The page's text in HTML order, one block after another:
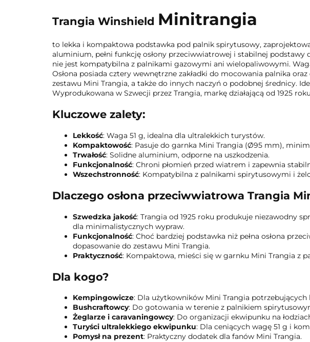
Trangia Winshield Minitrangia
to lekka i kompaktowa podstawka pod palnik spirytusowy,
aluminium, pełni funkcję osłony przeciwwiatrowej i stabilnej
nie jest kompatybilna z palnikami gazowymi ani wielopaliwowymi.
Osłona posiada cztery wewnętrzne zakładki do mocowania palnika
zestawu Mini Trangia, a także do innych naczyń o podobnej średnicy.
Wyprodukowana w Szwecji przez Trangia, markę działającą od 1925
Kluczowe zalety:
Lekkość: Waga 51 g, idealna dla ultralekkich turystów.
Kompaktowość: Pasuje do garnka Mini Trangia (Ø95 mm),
Trwałość: Solidne aluminium, odporne na uszkodzenia.
Funkcjonalność: Chroni płomień przed wiatrem i zapewnia
Wszechstronność: Kompatybilna z palnikami spirytusowymi i
Dlaczego osłona przeciwwiatrowa Trangia
Szwedzka jakość: Trangia od 1925 roku produkuje niezawodny
dla minimalistycznych wypraw.
Funkcjonalność: Choć bardziej podstawka niż pełna osłona
dopasowanie do zestawu Mini Trangia.
Praktyczność: Kompaktowa, mieści się w garnku Mini Trangia z
Dla kogo?
Kempingowicze: Dla użytkowników Mini Trangia potrzebujących
Bushcraftowcy: Do gotowania w terenie z palnikiem
Żeglarze i caravaningowcy: Do organizacji ekwipunku na
Turyści ultralekkiego ekwipunku: Dla ceniących wagę 51 g i
Pomysł na prezent: Praktyczny dodatek dla fanów Mini Trangia.